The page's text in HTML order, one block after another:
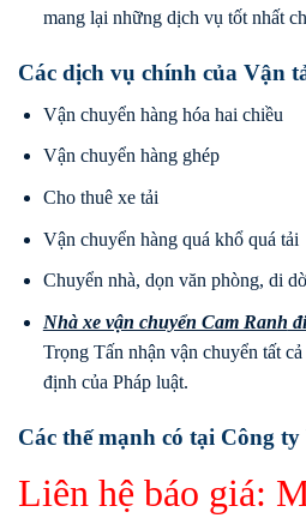
mang lại những dịch vụ tốt nhất
Các dịch vụ chính của Vận
Vận chuyển hàng hóa hai chiều
Vận chuyển hàng ghép
Cho thuê xe tải
Vận chuyển hàng quá khổ quá tải
Chuyển nhà, dọn văn phòng, di
Nhà xe vận chuyển Cam Ranh
Trọng Tấn nhận vận chuyển tất
định của Pháp luật.
Các thế mạnh có tại Công
Liên hệ báo giá: